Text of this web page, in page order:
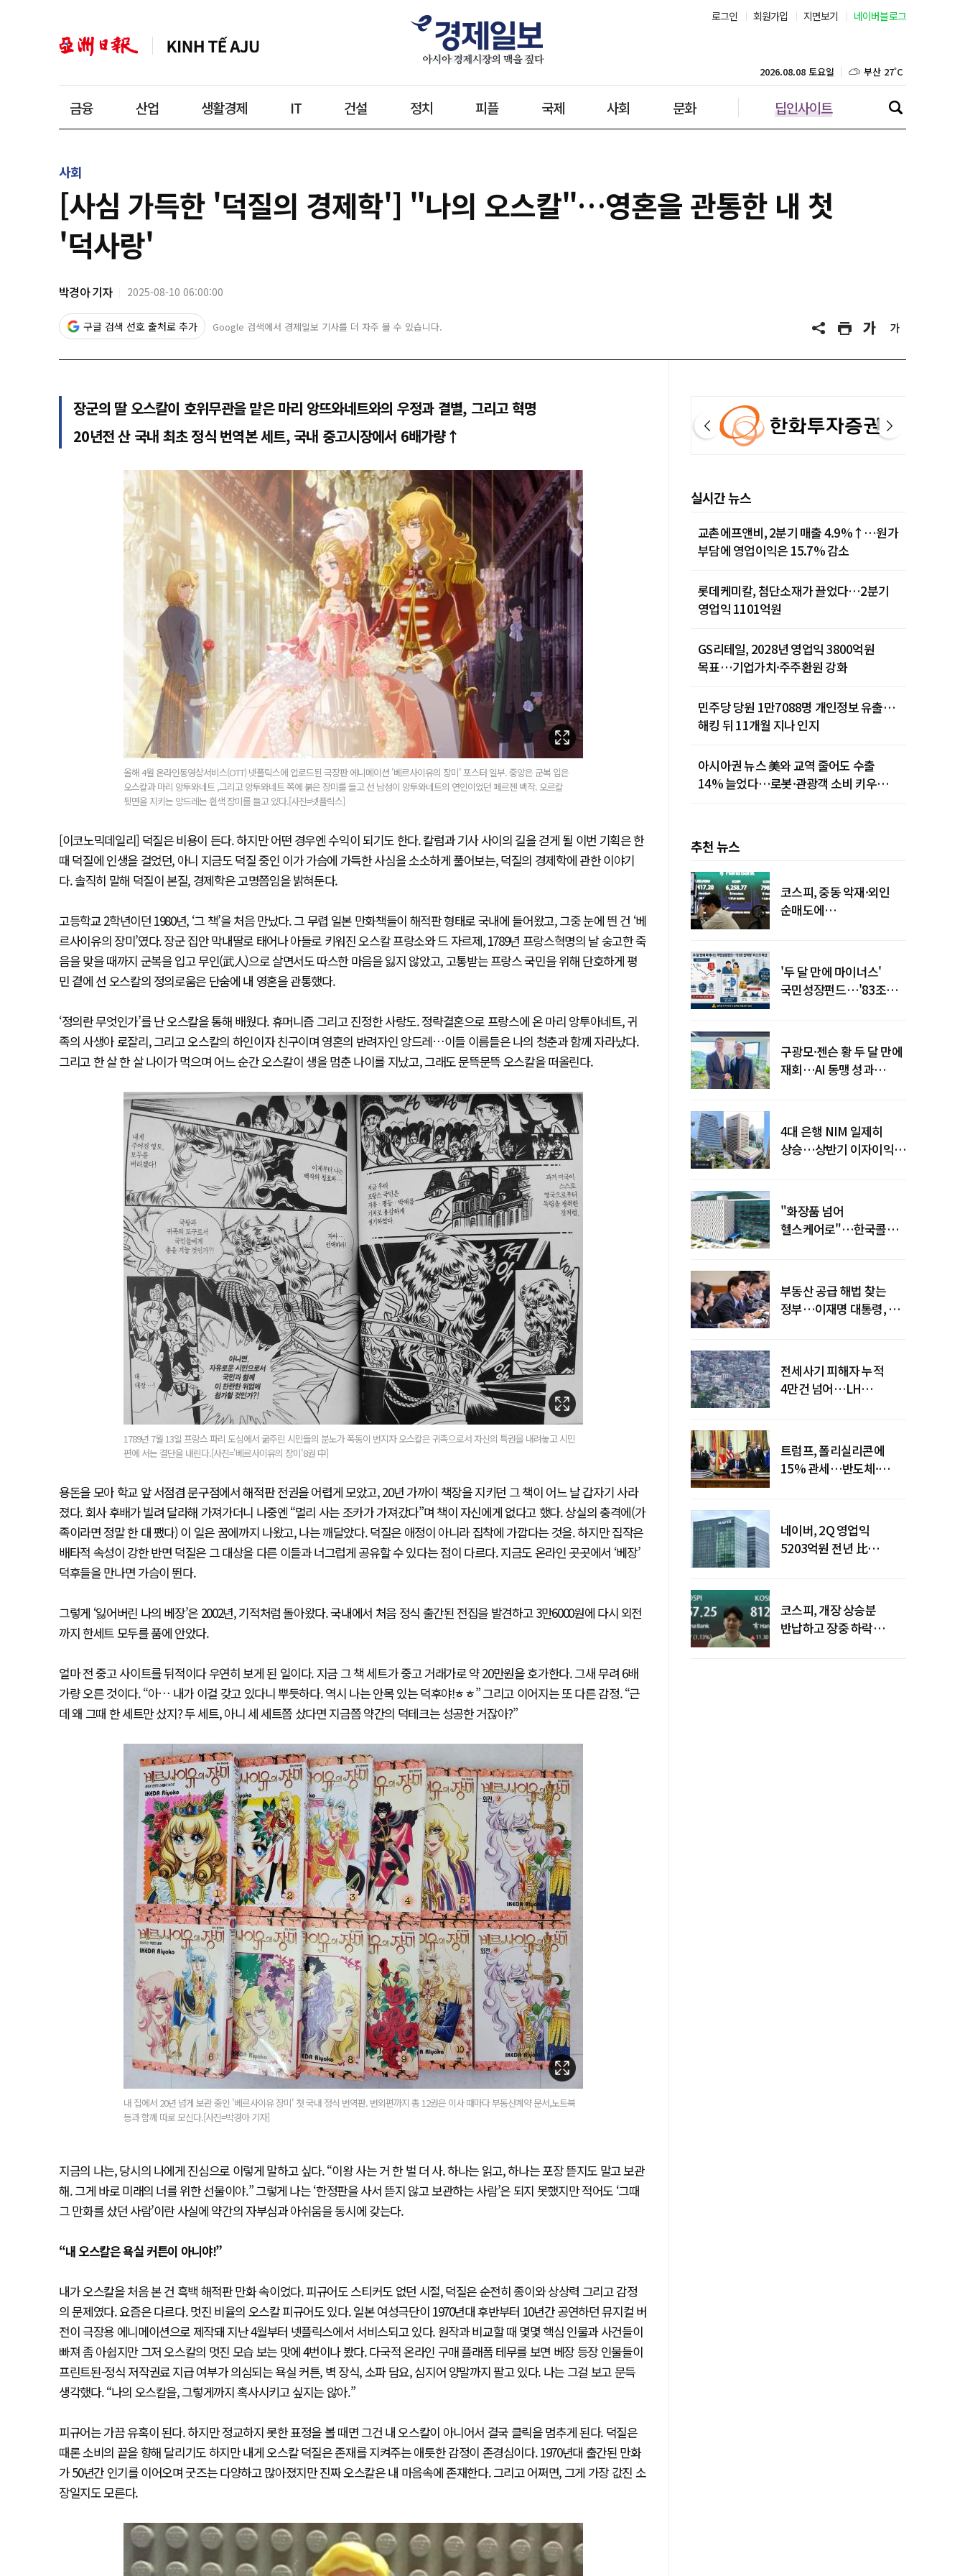
로그인 회원가입 지면보기 네이버블로그
금융 산업 생활경제 IT 건설 정치 피플 국제 사회 문화 딥인사이트
2026.08.08 토요일 대구 25˚C
인천 29˚C
사회
[사심 가득한 '덕질의 경제학'] "나의 오스칼"…영혼을 관통한 내 첫
'덕사랑'
박경아 기자 2025-08-10 06:00:00
구글 검색 선호 출처로 추가 Google 검색에서 경제일보 기사를 더 자주 볼 수 있습니다.
장군의 딸 오스칼이 호위무관을 맡은 마리 앙뜨와네트와의 우정과 결별, 그리고 혁명
20년전 산 국내 최초 정식 번역본 세트, 국내 중고시장에서 6배가량↑​
올해 4월 온라인동영상서비스(OTT) 넷플릭스에 업로드된 극장판 에니메이션 '베르사이유의 장미' 포스터 일부. 중앙은 군복 입은
오스칼과 마리 앙투와네트 ,그리고 앙투와네트 쪽에 붉은 장미를 들고 선 남성이 앙투와네트의 연인이었던 페르젠 백작. 오르칼
뒷면을 지키는 앙드레는 흰색 장미를 들고 있다.[사진=넷플릭스]
[이코노믹데일리] 덕질은 비용이 든다. 하지만 어떤 경우엔 수익이 되기도 한다. 칼럼과 기사 사이의 길을 걷게 될 이번 기획은 한
때 덕질에 인생을 걸었던, 아니 지금도 덕질 중인 이가 가슴에 가득한 사심을 소소하게 풀어보는, 덕질의 경제학에 관한 이야기
다. 솔직히 말해 덕질이 본질, 경제학은 고명쯤임을 밝혀둔다.
고등학교 2학년이던 1980년, ‘그 책’을 처음 만났다. 그 무렵 일본 만화책들이 해적판 형태로 국내에 들어왔고, 그중 눈에 띈 건 ‘베
르사이유의 장미’였다. 장군 집안 막내딸로 태어나 아들로 키워진 오스칼 프랑소와 드 자르제, 1789년 프랑스혁명의 날 숭고한 죽
음을 맞을 때까지 군복을 입고 무인(武人)으로 살면서도 따스한 마음을 잃지 않았고, 고통받는 프랑스 국민을 위해 단호하게 평
민 곁에 선 오스칼의 정의로움은 단숨에 내 영혼을 관통했다.
‘정의란 무엇인가’를 난 오스칼을 통해 배웠다. 휴머니즘 그리고 진정한 사랑도. 정략결혼으로 프랑스에 온 마리 앙투아네트, 귀
족의 사생아 로잘리, 그리고 오스칼의 하인이자 친구이며 영혼의 반려자인 앙드레…이들 이름들은 나의 청춘과 함께 자라났다.
그리고 한 살 한 살 나이가 먹으며 어느 순간 오스칼이 생을 멈춘 나이를 지났고, 그래도 문뜩문뜩 오스칼을 떠올린다.
1789년 7월 13일 프랑스 파리 도심에서 굶주린 시민들의 분노가 폭동이 번지자 오스칼은 귀족으로서 자신의 특권을 내려놓고 시민
편에 서는 결단을 내린다.[사진='베르사이유의 장미'8권 中]
용돈을 모아 학교 앞 서점겸 문구점에서 해적판 전권을 어렵게 모았고, 20년 가까이 책장을 지키던 그 책이 어느 날 갑자기 사라
졌다. 회사 후배가 빌려 달라해 가져가더니 나중엔 “멀리 사는 조카가 가져갔다”며 책이 자신에게 없다고 했다. 상실의 충격에(가
족이라면 정말 한 대 팼다) 이 일은 꿈에까지 나왔고, 나는 깨달았다. 덕질은 애정이 아니라 집착에 가깝다는 것을. 하지만 집작은
배타적 속성이 강한 반면 덕질은 그 대상을 다른 이들과 너그럽게 공유할 수 있다는 점이 다르다. 지금도 온라인 곳곳에서 ‘베장’
덕후들을 만나면 가슴이 뛴다.
그렇게 ‘잃어버린 나의 베장’은 2002년, 기적처럼 돌아왔다. 국내에서 처음 정식 출간된 전집을 발견하고 3만6000원에 다시 외전
까지 한세트 모두를 품에 안았다.
얼마 전 중고 사이트를 뒤적이다 우연히 보게 된 일이다. 지금 그 책 세트가 중고 거래가로 약 20만원을 호가한다. 그새 무려 6배
가량 오른 것이다. “아… 내가 이걸 갖고 있다니 뿌듯하다. 역시 나는 안목 있는 덕후야!ㅎㅎ” 그리고 이어지는 또 다른 감정. “근
데 왜 그때 한 세트만 샀지? 두 세트, 아니 세 세트쯤 샀다면 지금쯤 약간의 덕테크는 성공한 거잖아?”
내 집에서 20년 넘게 보관 중인 '베르사이유 장미' 첫 국내 정식 번역판. 번외편까지 총 12권은 이사 때마다 부동산계약 문서,노트북
등과 함께 따로 모신다.[사진=박경아 기자]
지금의 나는, 당시의 나에게 진심으로 이렇게 말하고 싶다. “이왕 사는 거 한 벌 더 사. 하나는 읽고, 하나는 포장 뜯지도 말고 보관
해. 그게 바로 미래의 너를 위한 선물이야.” 그렇게 나는 ‘한정판을 사서 뜯지 않고 보관하는 사람’은 되지 못했지만 적어도 ‘그때
그 만화를 샀던 사람’이란 사실에 약간의 자부심과 아쉬움을 동시에 갖는다.
“내 오스칼은 욕실 커튼이 아니야!”
내가 오스칼을 처음 본 건 흑백 해적판 만화 속이었다. 피규어도 스티커도 없던 시절, 덕질은 순전히 종이와 상상력 그리고 감정
의 문제였다. 요즘은 다르다. 멋진 비율의 오스칼 피규어도 있다. 일본 여성극단이 1970년대 후반부터 10년간 공연하던 뮤지컬 버
전이 극장용 에니메이션으로 제작돼 지난 4월부터 넷플릭스에서 서비스되고 있다. 원작과 비교할 때 몇몇 핵심 인물과 사건들이
빠져 좀 아쉽지만 그저 오스칼의 멋진 모습 보는 맛에 4번이나 봤다. 다국적 온라인 구매 플래폼 테무를 보면 베장 등장 인물들이
프린트된-정식 저작권료 지급 여부가 의심되는 욕실 커튼, 벽 장식, 소파 담요, 심지어 양말까지 팔고 있다. 나는 그걸 보고 문득
생각했다. “나의 오스칼을, 그렇게까지 혹사시키고 싶지는 않아.”
피규어는 가끔 유혹이 된다. 하지만 정교하지 못한 표정을 볼 때면 그건 내 오스칼이 아니어서 결국 클릭을 멈추게 된다. 덕질은
때론 소비의 끝을 향해 달리기도 하지만 내게 오스칼 덕질은 존재를 지켜주는 애틋한 감정이 존경심이다. 1970년대 출간된 만화
가 50년간 인기를 이어오며 굿즈는 다양하고 많아졌지만 진짜 오스칼은 내 마음속에 존재한다. 그리고 어쩌면, 그게 가장 값진 소
장일지도 모른다.
실시간 뉴스
교촌에프앤비, 2분기 매출 4.9%↑…원가
부담에 영업이익은 15.7% 감소
롯데케미칼, 첨단소재가 끌었다…2분기
영업익 1101억원
GS리테일, 2028년 영업익 3800억원
목표…기업가치·주주환원 강화
민주당 당원 1만7088명 개인정보 유출…
해킹 뒤 11개월 지나 인지
아시아권 뉴스 美와 교역 줄어도 수출
14% 늘었다…로봇·관광객 소비 키우는
추천 뉴스
코스피, 중동 악재·외인
순매도에
'두 달 만에 마이너스'
국민성장펀드…'83조
구광모·젠슨 황 두 달 만에
재회…AI 동맹 성과
4대 은행 NIM 일제히
상승…상반기 이자이익
"화장품 넘어
헬스케어로"…한국콜마,
부동산 공급 해법 찾는
정부…이재명 대통령, 2차
전세사기 피해자 누적
4만건 넘어…LH
트럼프, 폴리실리콘에
15% 관세…반도체·
네이버, 2Q 영업익
5203억원 전년 比
코스피, 개장 상승분
반납하고 장중 하락